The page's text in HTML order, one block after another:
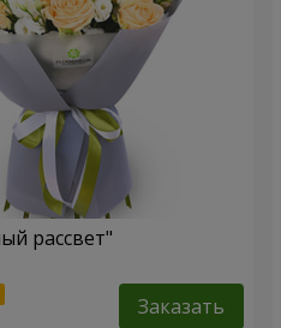
рассвет"
Заказать